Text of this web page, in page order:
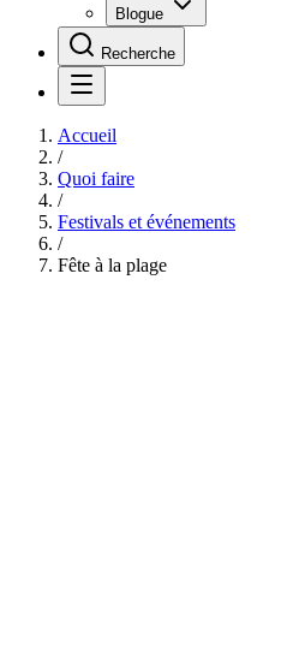
Blogue
Recherche
Accueil
/
Quoi faire
/
Festivals et événements
/
Fête à la plage